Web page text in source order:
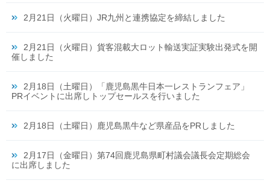
2月21日（火曜日）JR九州と連携協定を締結しました
2月21日（火曜日）貨客混載大ロット輸送実証実験出発式を開
催しました
2月18日（土曜日）「鹿児島黒牛日本一レストランフェア」
PRイベントに出席しトップセールスを行いました
2月18日（土曜日）鹿児島黒牛など県産品をPRしました
2月17日（金曜日）第74回鹿児島県町村議会議長会定期総会
に出席しました